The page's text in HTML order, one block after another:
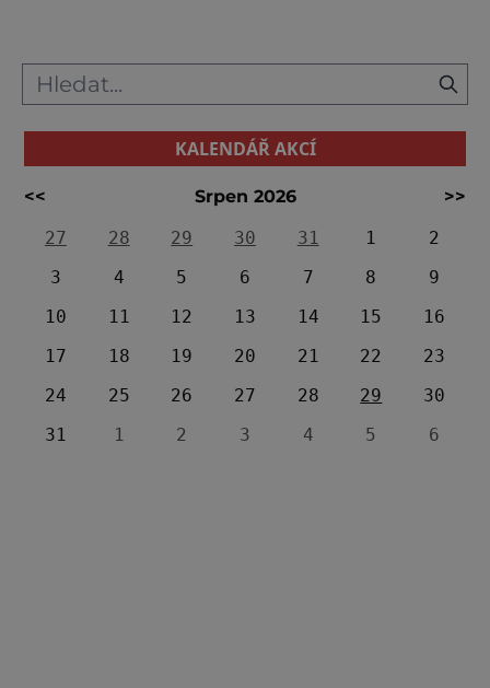
památek na tyto starodávné civilizace bylo
ne
KALENDÁŘ AKCÍ
<< Srpen 2026
>>
27
28 29 30 31 1
2
3
4 5 6 7 8
9
10
11 12 13 14 15
16
17
18 19 20 21 22
23
24
25 26 27 28 29
30
31
1 2 3 4 5 6